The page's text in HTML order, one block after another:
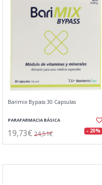
Barimix Bypass 30 Capsulas
PARAFARMACIA BÁSICA
19,73€ 24,51€ - 20%